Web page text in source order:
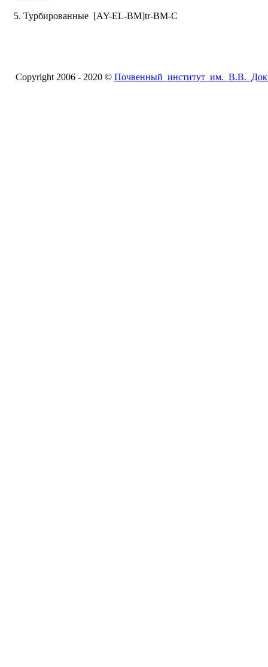
5. Турбированные [AY-EL-BM]tr-BM-C
Copyright 2006 - 2020 © Почвенный институт им. В.В.